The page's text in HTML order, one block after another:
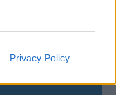
Privacy Policy
και